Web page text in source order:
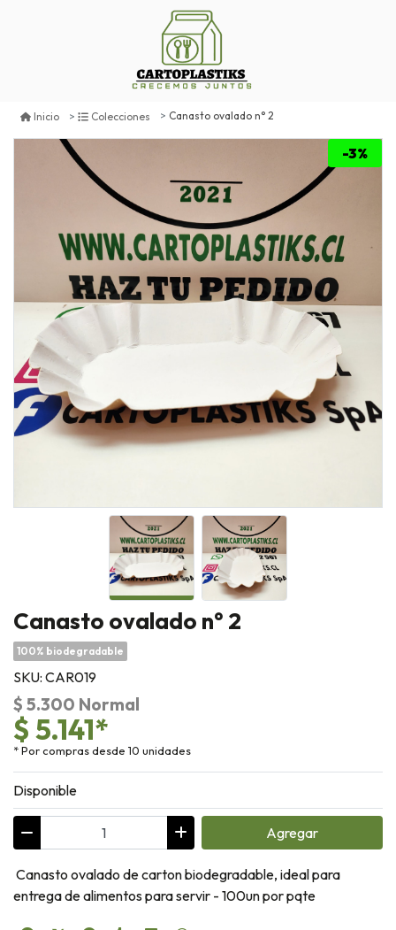
Inicio Colecciones Canasto ovalado n° 2
-3%
Canasto ovalado n° 2
100% biodegradable
SKU: CAR019
$ 5.300 Normal
$ 5.141*
* Por compras desde 10 unidades
Disponible
Agregar
Canasto ovalado de carton biodegradable, ideal para
entrega de alimentos para servir - 100un por pqte